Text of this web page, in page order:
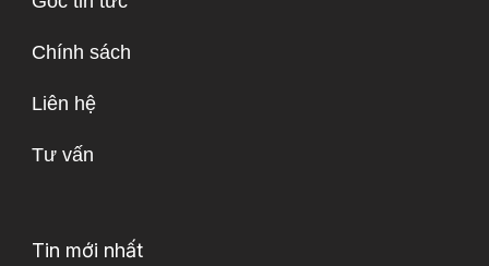
Chính sách
Liên hệ
Tư vấn
Tin mới nhất